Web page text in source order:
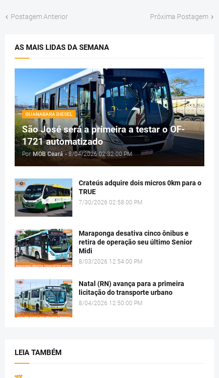
Postagem Anterior Próxima Postagem
AS MAIS LIDAS DA SEMANA
GUANABARA DIESEL
São José será a primeira a testar o OF-
1721 automatizado
Por MOB Ceará - 8/04/2026 02:32:00 PM
Crateús adquire dois micros 0km para o
TRUE
7/30/2026 02:58:00 PM
Maraponga desativa cinco ônibus e
retira de operação seu último Senior
Midi
8/03/2026 12:54:00 PM
Natal (RN) avança para a primeira
licitação do transporte urbano
8/04/2026 12:50:00 PM
LEIA TAMBÉM